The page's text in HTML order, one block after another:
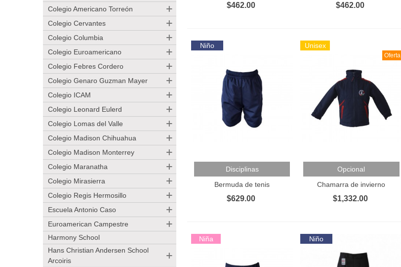
Colegio Americano Torreón
Colegio Cervantes
Colegio Columbia
Colegio Euroamericano
Colegio Febres Cordero
Colegio Genaro Guzman Mayer
Colegio ICAM
Colegio Leonard Eulerd
Colegio Lomas del Valle
Colegio Madison Chihuahua
Colegio Madison Monterrey
Colegio Maranatha
Colegio Mirasierra
Colegio Regis Hermosillo
Escuela Antonio Caso
Euroamerican Campestre
Harmony School
Hans Christian Andersen School
Arcoiris
$462.00 $462.00
Niño
Añadir Al Carrito
Disciplinas
Bermuda de tenis
$629.00
Unisex
Oferta
Añadir Al Carrito
Opcional
Chamarra de invierno
$1,332.00
Niña Niño